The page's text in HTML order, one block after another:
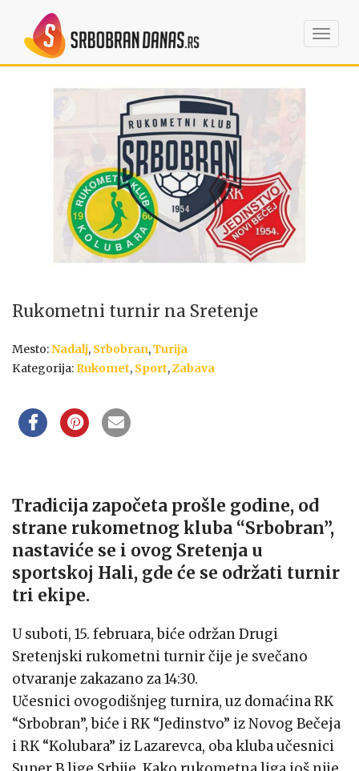
Rukometni turnir na Sretenje
Mesto:Nadalj, Srbobran,Turija
Kategorija: Rukomet, Sport,Zabava
Tradicija započeta prošle godine, od
strane rukometnog kluba “Srbobran”,
nastaviće se i ovog Sretenja u
sportskoj Hali, gde će se održati turnir
tri ekipe.
U suboti, 15. februara, biće održan Drugi
Sretenjski rukometni turnir čije je svečano
otvaranje zakazano za 14:30.
Učesnici ovogodišnjeg turnira, uz domaćina RK
“Srbobran”, biće i RK “Jedinstvo” iz Novog Bečeja
i RK “Kolubara” iz Lazarevca, oba kluba učesnici